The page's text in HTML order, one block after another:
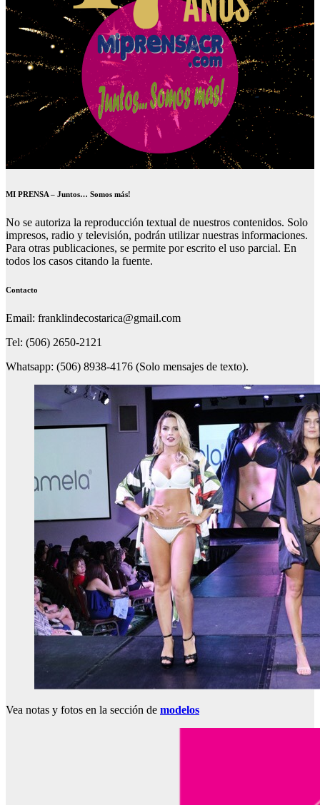
MI PRENSA – Juntos… Somos más!
No se autoriza la reproducción textual de nuestros contenidos. Solo
impresos, radio y televisión, podrán utilizar nuestras informaciones.
Para otras publicaciones, se permite por escrito el uso parcial. En
todos los casos citando la fuente.
Contacto
Email: franklindecostarica@gmail.com
Tel: (506) 2650-2121
Whatsapp: (506) 8938-4176 (Solo mensajes de texto).
Vea notas y fotos en la sección de modelos